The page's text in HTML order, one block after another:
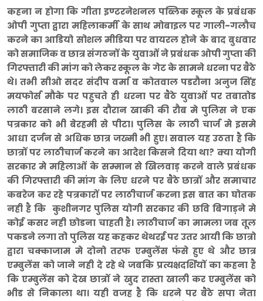
कहना न होगा कि गीता इण्टरनेशनल पब्लिक स्कूल के प्रबंधक
ओपी गुप्ता द्वारा महिलाकर्मी के साथ मोबाइल पर गाली-गलौच
करने का आडियो सोशल मीडिया पर वायरल होने के बाद बुधवार
को समाजिक व छात्र संगठनों के युवाओं ने प्रबंधक ओपी गुप्ता की
गिरफ्तारी की मांग को लेकर स्कूल के गेट के सामने धरना पर बैठे
थे। तभी सीओ सदर संदीप वर्मा व कोतवाल पडरौना अनुज सिंह
मयफोर्स मौके पर पहुचते ही धरना पर बैठे युवाओं पर तबातोड
लाठी बरसाने लगे। इस दौरान खाकी की रौब मे पुलिस ने एक
पत्रकार को भी बेरहमी से पीटा। पुलिस के लाठी चार्ज मे इसमे
आधा दर्जन से अधिक छात्र जख्मी भी हुए। सवाल यह उठता है कि
छात्रों पर लाठीचार्ज करने का आदेश किसने दिया था? क्या योगी
सरकार मे महिलाओं के सम्मान से खिलवाड़ करने वाले प्रबंधक
की गिरफ्तारी की मांग के लिए धरने पर बैठे छात्रों और समाचार
कबरेज कर रहे पत्रकारों पर लाठीचार्ज करना इस बात का घोतक
नही है कि कुशीनगर पुलिस योगी सरकार की छवि बिगाड़ने मे
कोई कसर नही छोडना चाहती है। लाठीचार्ज का मामला जब तूल
पकडने लगा तो पुलिस यह कहकर थेथरई पर उतर आयी कि छात्रो
द्वारा चक्काजाम मे दोनो तरफ एम्बुलेंस फंसे हुए थे और छात्र
एम्बुलेंस को जाने नही दे रहे थे जबकि प्रत्यक्षदर्शियों का कहना है
कि एम्बुलेंस को देख छात्रों ने खुद रास्ता खाली कर एम्बुलेंस को
भीड से निकाला था। यही वजह है कि धरने पर बैठे सपा नेता